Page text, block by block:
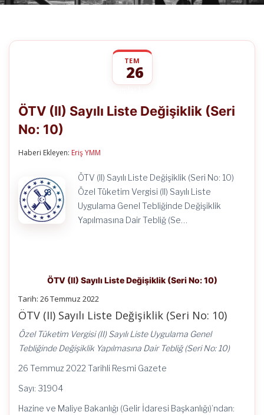
TEM
26
Sayılı
Liste
ÖTV (II) Sayılı Liste Değişiklik (Seri
No: 10)
Haberi Ekleyen: Eriş YMM
ÖTV (II) Sayılı Liste Değişiklik (Seri No: 10)
Özel Tüketim Vergisi (II) Sayılı Liste
Uygulama Genel Tebliğinde Değişiklik
Yapılmasına Dair Tebliğ (Se…
ÖTV (II) Sayılı Liste Değişiklik (Seri No: 10)
Tarih: 26 Temmuz 2022
ÖTV (II) Sayılı Liste Değişiklik (Seri No: 10)
Özel Tüketim Vergisi (II) Sayılı Liste Uygulama Genel
Tebliğinde Değişiklik Yapılmasına Dair Tebliğ (Seri No: 10)
26 Temmuz 2022 Tarihli Resmi Gazete
Sayı: 31904
Hazine ve Maliye Bakanlığı (Gelir İdaresi Başkanlığı)’ndan: